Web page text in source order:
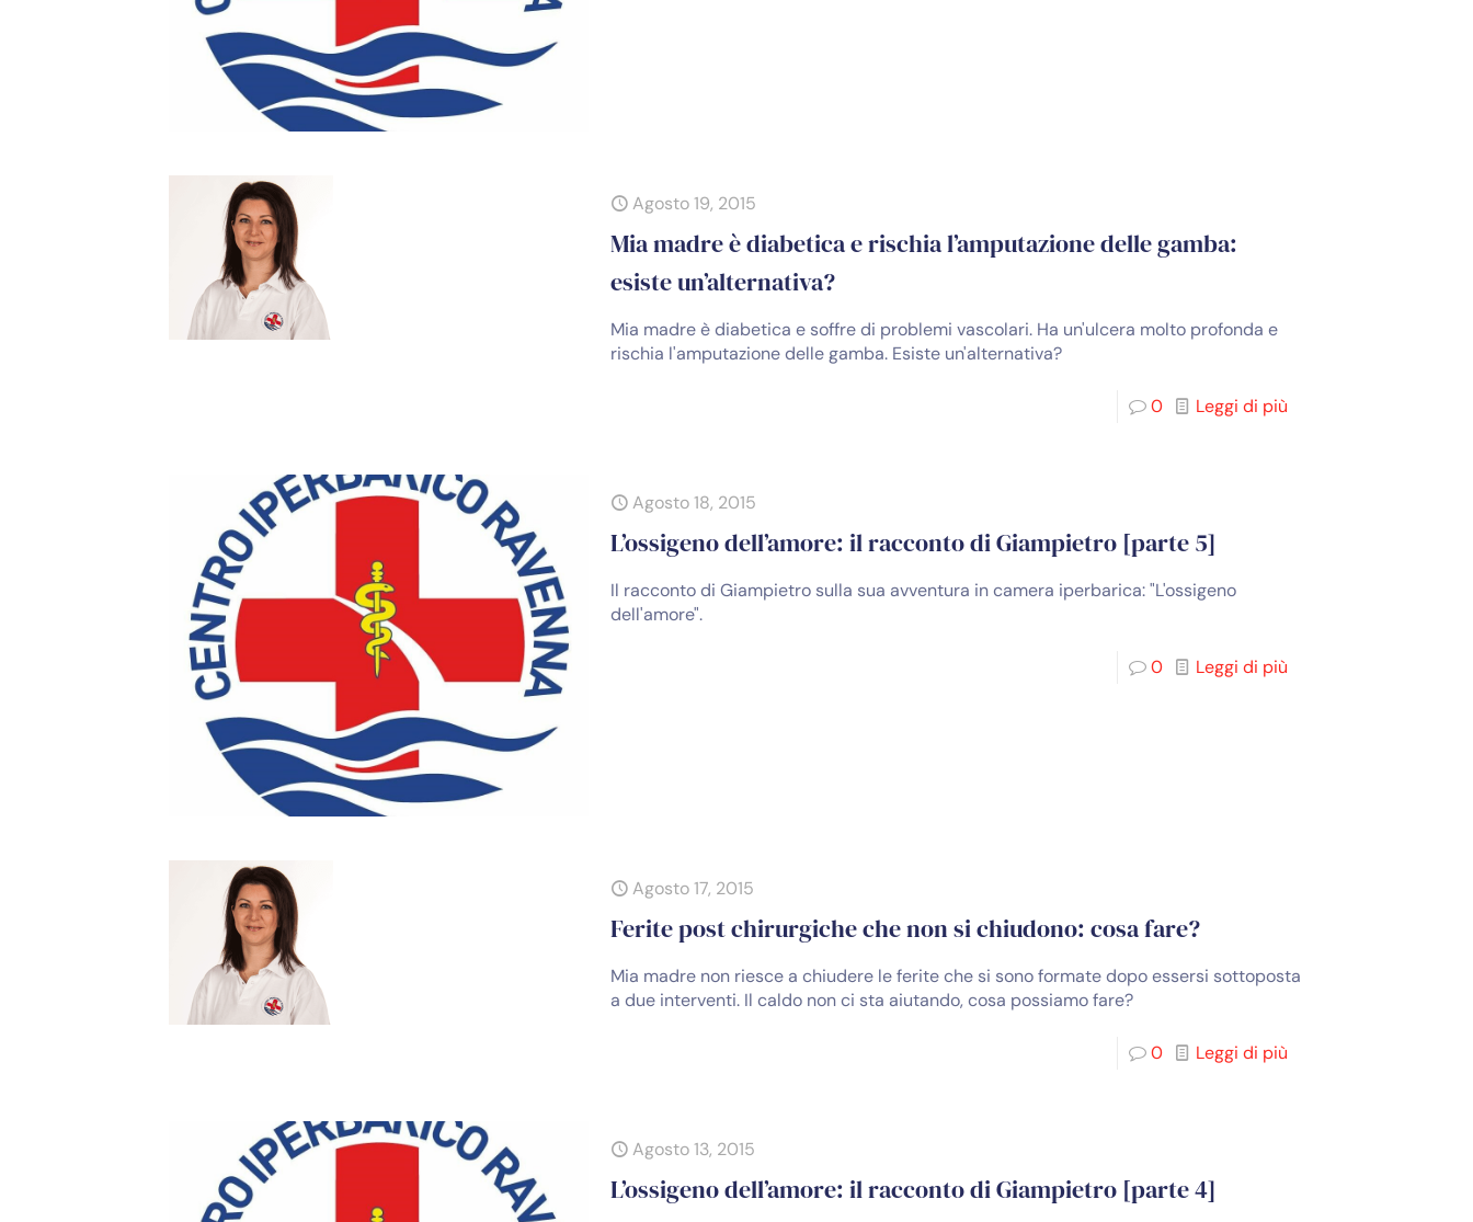
Agosto 19, 2015
Mia madre è diabetica e rischia l’amputazione delle gamba:
esiste un’alternativa?
Mia madre è diabetica e soffre di problemi vascolari. Ha un'ulcera molto profonda e
rischia l'amputazione delle gamba. Esiste un'alternativa?
0 Leggi di più
Agosto 18, 2015
L’ossigeno dell’amore: il racconto di Giampietro [parte 5]
Il racconto di Giampietro sulla sua avventura in camera iperbarica: "L'ossigeno
dell'amore".
0 Leggi di più
Agosto 17, 2015
Ferite post chirurgiche che non si chiudono: cosa fare?
Mia madre non riesce a chiudere le ferite che si sono formate dopo essersi sottoposta
a due interventi. Il caldo non ci sta aiutando, cosa possiamo fare?
0 Leggi di più
Agosto 13, 2015
L’ossigeno dell’amore: il racconto di Giampietro [parte 4]